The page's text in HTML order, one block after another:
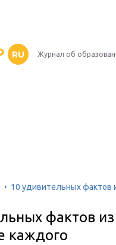
RU Журнал об
10 удивительных фактов
фактов
каждого